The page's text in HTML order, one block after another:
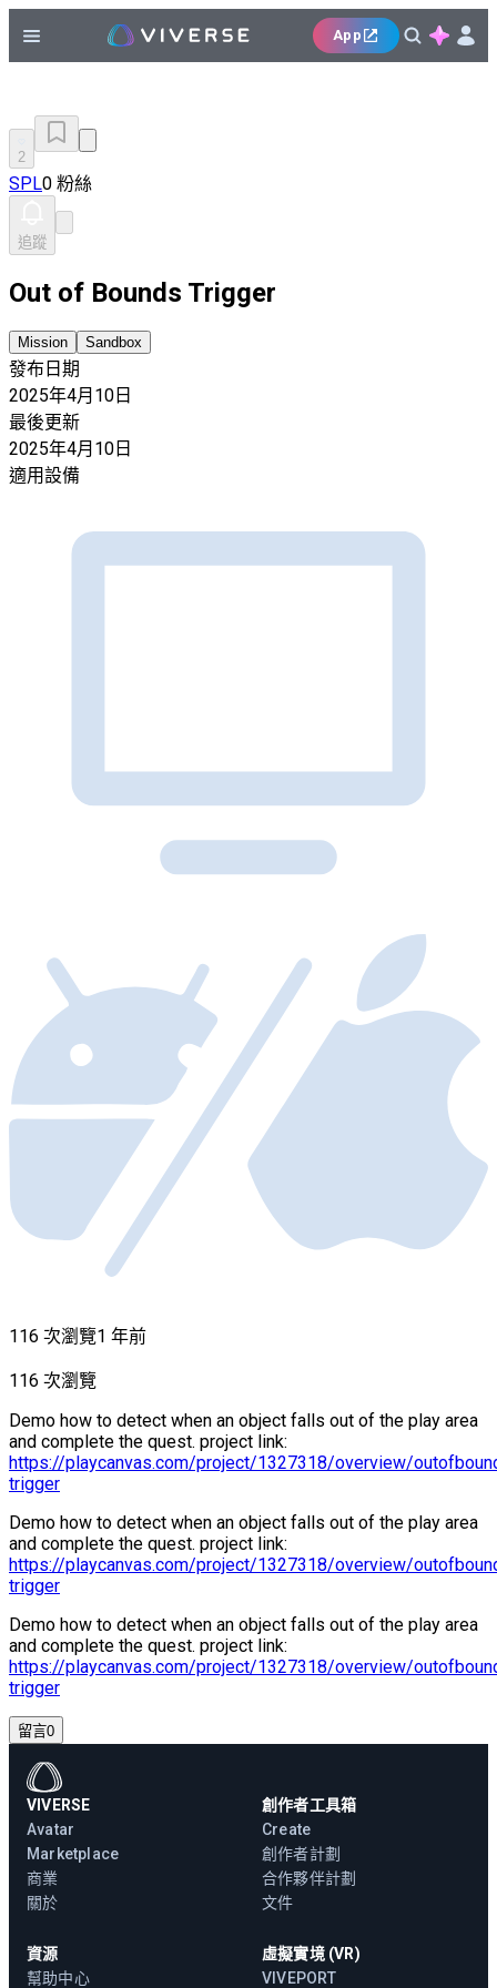
App
2
SPL0 粉絲
追蹤
Out of Bounds Trigger
Mission Sandbox
發布日期
2025年4月10日
最後更新
2025年4月10日
適用設備
116 次瀏覽1 年前
116 次瀏覽
Demo how to detect when an object falls out of the play area
and complete the quest. project link:
https://playcanvas.com/project/1327318/overview/
trigger
Demo how to detect when an object falls out of the play area
and complete the quest. project link:
https://playcanvas.com/project/1327318/overview/
trigger
Demo how to detect when an object falls out of the play area
and complete the quest. project link:
https://playcanvas.com/project/1327318/overview/
trigger
留言0
VIVERSE
Avatar
Marketplace
商業
關於
創作者工具箱
Create
創作者計劃
合作夥伴計劃
文件
資源
幫助中心
虛擬實境 (VR)
VIVEPORT